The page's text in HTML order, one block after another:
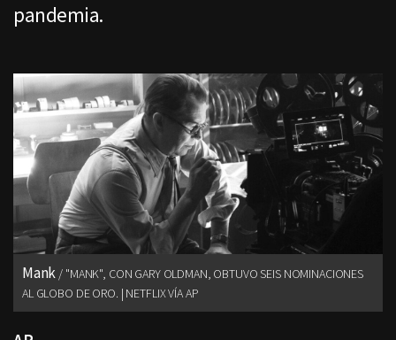
pandemia.
Mank
"MANK", CON GARY OLDMAN, OBTUVO SEIS NOMINACIONES
AL GLOBO DE ORO. | NETFLIX VÍA AP